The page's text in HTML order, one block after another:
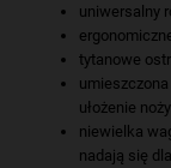
uniwersalny
tytanowe
ułożenie
niewielka
nadają się